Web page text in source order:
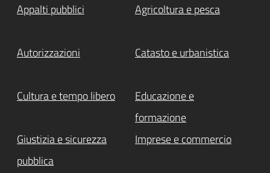
Appalti pubblici Agricoltura e pesca
Autorizzazioni Catasto e urbanistica
Cultura e tempo libero
Educazione e
formazione
Giustizia e sicurezza
pubblica
Imprese e commercio